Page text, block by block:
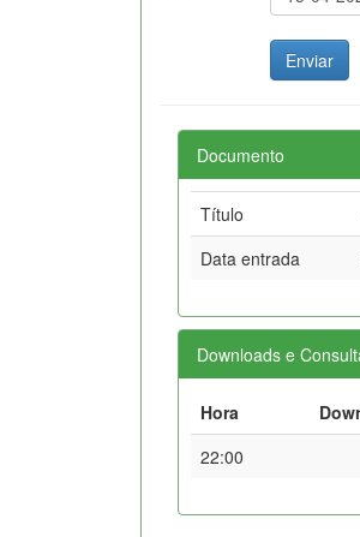
Documento
Título
Data entrada
Downloads e
Hora
22:00